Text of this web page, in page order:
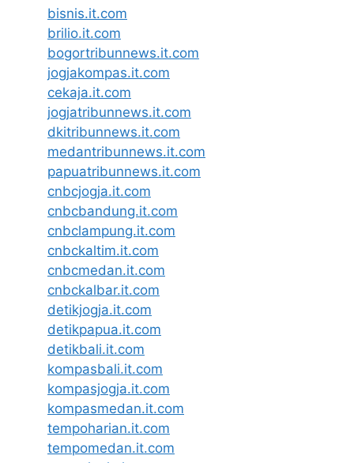
bisnis.it.com
brilio.it.com
bogortribunnews.it.com
jogjakompas.it.com
cekaja.it.com
jogjatribunnews.it.com
dkitribunnews.it.com
medantribunnews.it.com
papuatribunnews.it.com
cnbcjogja.it.com
cnbcbandung.it.com
cnbclampung.it.com
cnbckaltim.it.com
cnbcmedan.it.com
cnbckalbar.it.com
detikjogja.it.com
detikpapua.it.com
detikbali.it.com
kompasbali.it.com
kompasjogja.it.com
kompasmedan.it.com
tempoharian.it.com
tempomedan.it.com